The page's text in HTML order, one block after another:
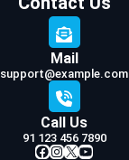
Mail
support@example.com
Call Us
91 123 456 7890
Facebook InstagramX YouTube